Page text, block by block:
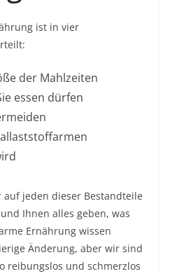
ist in vier
der Mahlzeiten
essen dürfen
jeden dieser Bestandteile
Ihnen alles geben, was
Ernährung wissen
Änderung, aber wir sind
reibungslos und schmerzlos